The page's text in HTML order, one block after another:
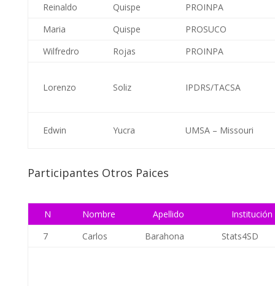
Reinaldo Quispe
PROINPA
Maria
Quispe
PROSUCO
Wilfredro
Rojas PROINPA
Lorenzo Soliz IPDRS/TACSA
Edwin Yucra UMSA – Missouri
Participantes Otros Paices
N Nombre Apellido
Institución
7
Carlos Barahona Stats4SD